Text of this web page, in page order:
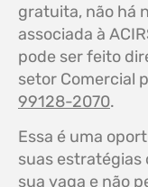
gratuita, não há
associada à
pode ser feito
setor Comercial
99128-2070.
Essa é uma
suas estratégias
sua vaga e não